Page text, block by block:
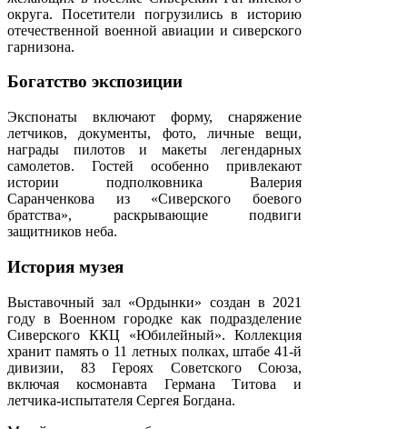
округа. Посетители погрузились в историю
отечественной военной авиации и сиверского
гарнизона.
Богатство экспозиции
Экспонаты включают форму, снаряжение
летчиков, документы, фото, личные вещи,
награды пилотов и макеты легендарных
самолетов. Гостей особенно привлекают
истории подполковника Валерия
Саранченкова из «Сиверского боевого
братства», раскрывающие подвиги
защитников неба.
История музея
Выставочный зал «Ордынки» создан в 2021
году в Военном городке как подразделение
Сиверского ККЦ «Юбилейный». Коллекция
хранит память о 11 летных полках, штабе 41-й
дивизии, 83 Героях Советского Союза,
включая космонавта Германа Титова и
летчика-испытателя Сергея Богдана.